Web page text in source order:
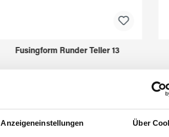
Anzeigeneinstellungen Über
Fusingform Runder Teller 13